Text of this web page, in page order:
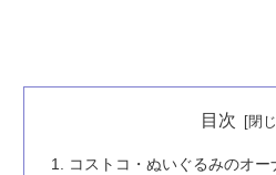
目次
コストコ・ぬいぐるみのオ